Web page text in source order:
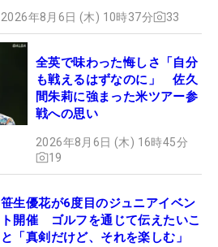
2026年8月6日 (木) 10時37分 33
全英で味わった悔しさ「自分
も戦えるはずなのに」 佐久
間朱莉に強まった米ツアー参
戦への思い
2026年8月6日 (木) 16時45分
19
笹生優花が6度目のジュニアイベン
ト開催 ゴルフを通じて伝えたいこ
と「真剣だけど、それを楽しむ」